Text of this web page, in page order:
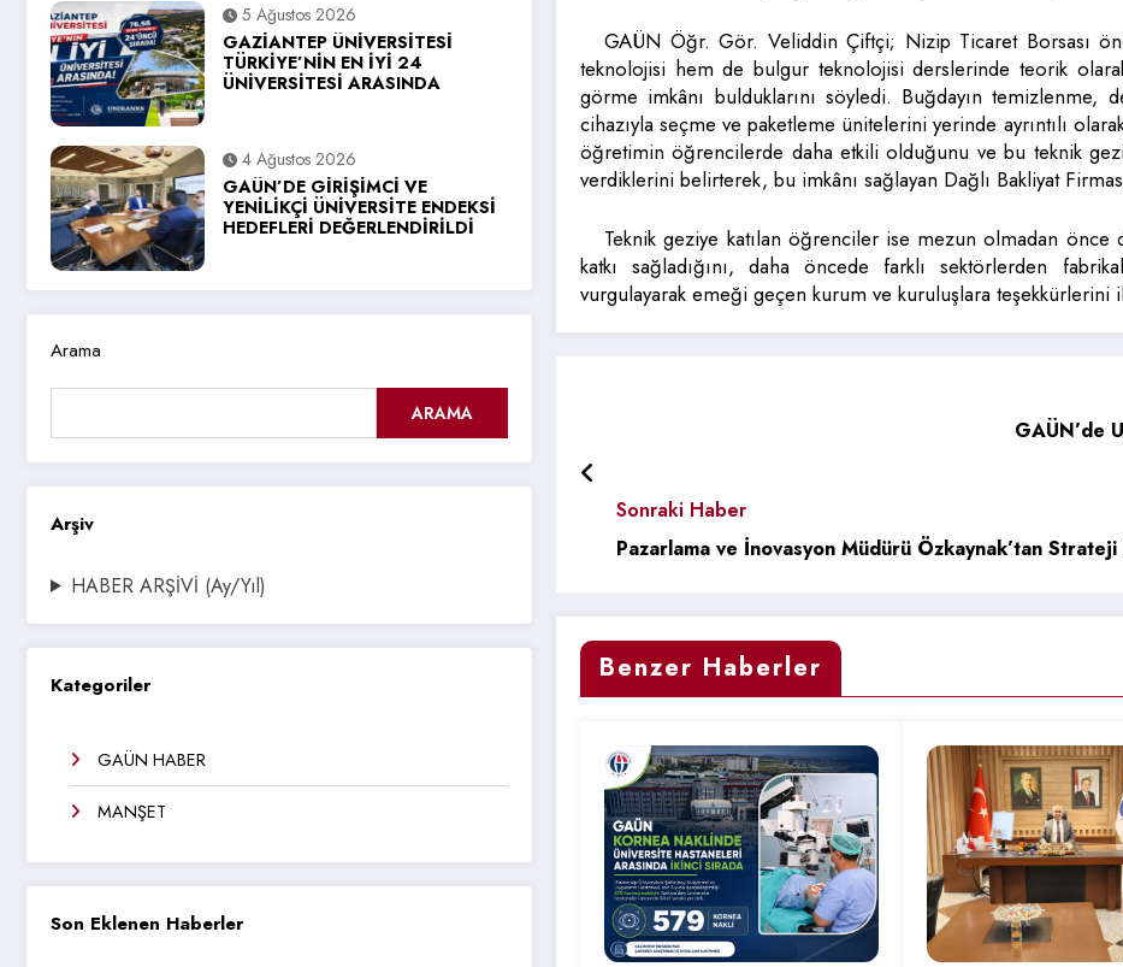
5 Ağustos 2026
GAZİANTEP ÜNİVERSİTESİ
TÜRKİYE’NİN EN İYİ 24
ÜNİVERSİTESİ ARASINDA
4 Ağustos 2026
GAÜN’DE GİRİŞİMCİ VE
YENİLİKÇİ ÜNİVERSİTE ENDEKSİ
HEDEFLERİ DEĞERLENDİRİLDİ
Arama
ARAMA
Arşiv
HABER ARŞİVİ (Ay/Yıl)
Kategoriler
GAÜN HABER
MANŞET
Son Eklenen Haberler
GAÜN Öğr. Gör. Veliddin Çiftçi; Nizip Ticaret Borsası
teknolojisi hem de bulgur teknolojisi derslerinde teorik
görme imkânı bulduklarını söyledi. Buğdayın temizlenme,
cihazıyla seçme ve paketleme ünitelerini yerinde ayrıntılı
öğretimin öğrencilerde daha etkili olduğunu ve bu teknik
verdiklerini belirterek, bu imkânı sağlayan Dağlı Bakliyat
Teknik geziye katılan öğrenciler ise mezun olmadan
katkı sağladığını, daha öncede farklı sektörlerden
vurgulayarak emeği geçen kurum ve kuruluşlara teşekkürlerini
GAÜN’de
Sonraki Haber
Pazarlama ve İnovasyon Müdürü Özkaynak’tan Strateji
Benzer Haberler